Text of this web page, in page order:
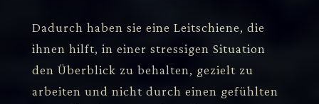
Dadurch haben sie eine Leitschiene, die
ihnen hilft, in einer stressigen Situation
den Überblick zu behalten, gezielt zu
arbeiten und nicht durch einen gefühlten